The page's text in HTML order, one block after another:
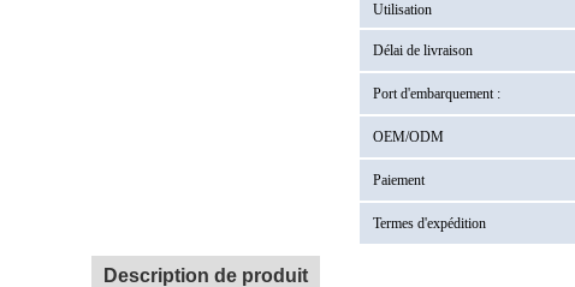
Utilisation
Délai de livraison
Port d'embarquement :
OEM/ODM
Paiement
Termes d'expédition
Description de produit